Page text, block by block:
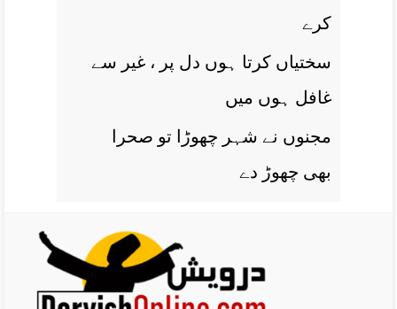
کرے
سختياں کرتا ہوں دل پر ، غير سے
غافل ہوں ميں
مجنوں نے شہر چھوڑا تو صحرا
بھی چھوڑ دے